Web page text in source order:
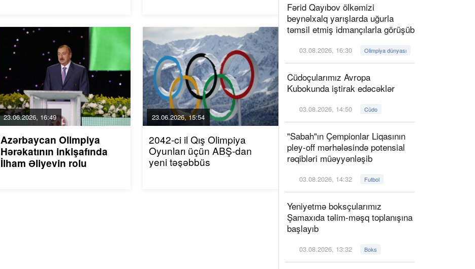
23.06.2026, 16:49
Azərbaycan Olimpiya
Hərəkatının inkişafında
İlham Əliyevin rolu
23.06.2026, 15:54
2042-ci il Qış Olimpiya
Oyunları üçün ABŞ-dan
yeni təşəbbüs
Fərid Qayıbov ölkəmizi
beynəlxalq yarışlarda uğurla
təmsil etmiş idmançılarla görüşüb
03.08.2026, 16:30 Olimpiya dünyası
Cüdoçularımız Avropa
Kubokunda iştirak edəcəklər
03.08.2026, 14:50 Cüdo
"Sabah"ın Çempionlar Liqasının
pley-off mərhələsində potensial
rəqibləri müəyyənləşib
03.08.2026, 14:32 Futbol
Yeniyetmə boksçularımız
Şamaxıda təlim-məşq toplanışına
başlayıb
03.08.2026, 13:32 Boks